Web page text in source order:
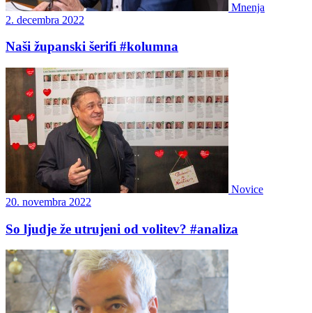
Mnenja
2. decembra 2022
Naši županski šerifi #kolumna
Novice
20. novembra 2022
So ljudje že utrujeni od volitev? #analiza